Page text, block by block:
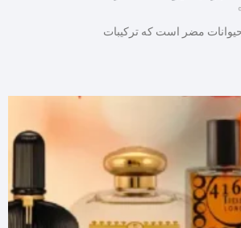
مضر است که ترکیبات